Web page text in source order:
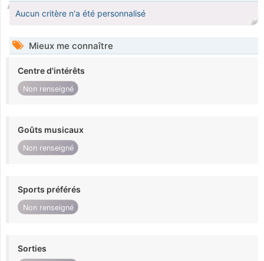
Aucun critère n'a été personnalisé
Mieux me connaître
Centre d'intérêts
Non renseigné
Goûts musicaux
Non renseigné
Sports préférés
Non renseigné
Sorties